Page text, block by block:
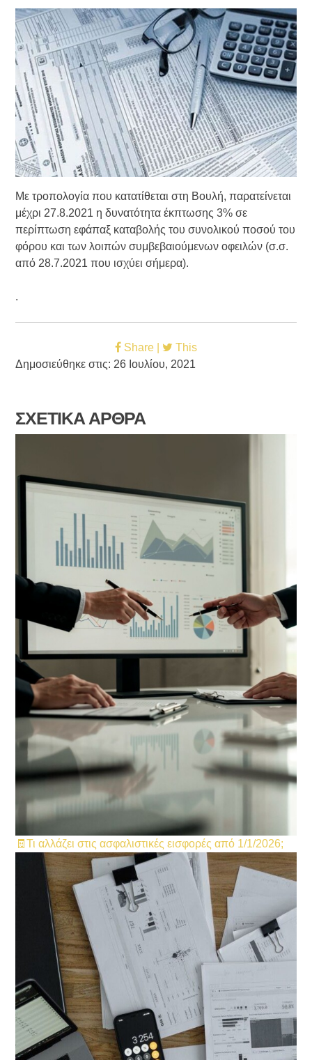
Με τροπολογία που κατατίθεται στη Βουλή, παρατείνεται
μέχρι 27.8.2021 η δυνατότητα έκπτωσης 3% σε
περίπτωση εφάπαξ καταβολής του συνολικού ποσού του
φόρου και των λοιπών συμβεβαιούμενων οφειλών (σ.σ.
από 28.7.2021 που ισχύει σήμερα).
.
Share |
This
Δημοσιεύθηκε στις: 26 Ιουλίου, 2021
ΣΧΕΤΙΚΑ ΑΡΘΡΑ
🧾Τι αλλάζει στις ασφαλιστικές εισφορές από 1/1/2026;